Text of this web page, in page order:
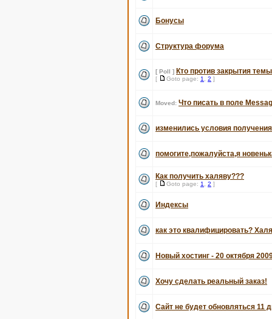
Бонусы
Структура форума
[ Poll ] Кто против закрытия
[ Goto page: 1 2 ]
Moved: Что писать в поле
изменились условия
помогите,пожалуйста,я
Как получить халяву???
[ Goto page: 1 2 ]
Индексы
как это квалифицировать?
Новый хостинг - 20 октября
Хочу сделать реальный заказ!
Сайт не будет обновляться 11